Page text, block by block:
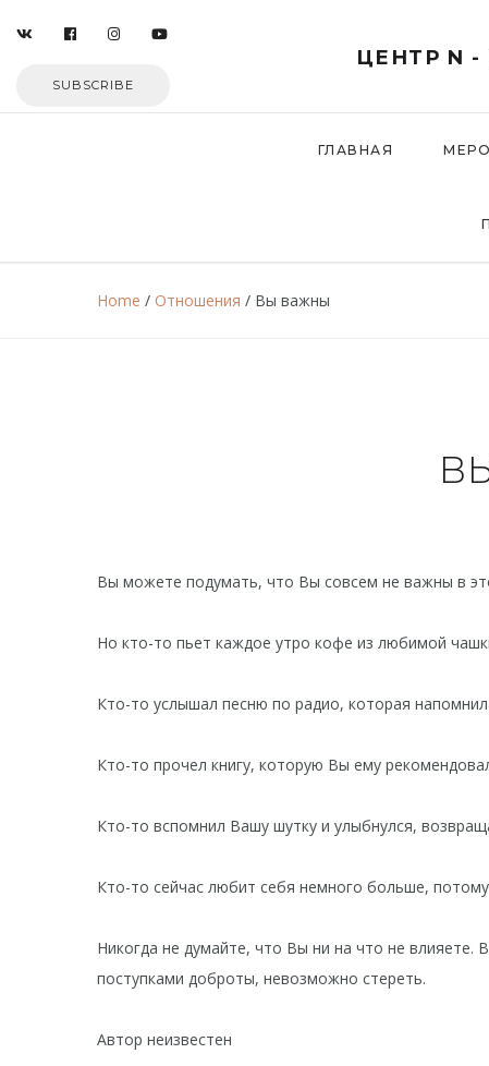
SUBSCRIBE
ЦЕНТР N
ГЛАВНАЯ
Home / Отношения / Вы важны
Вы можете подумать, что Вы совсем не важны в
Но кто-то пьет каждое утро кофе из любимой
Кто-то услышал песню по радио, которая
Кто-то прочел книгу, которую Вы ему
Кто-то вспомнил Вашу шутку и улыбнулся,
Кто-то сейчас любит себя немного больше,
Никогда не думайте, что Вы ни на что не
поступками доброты, невозможно стереть.
Автор неизвестен